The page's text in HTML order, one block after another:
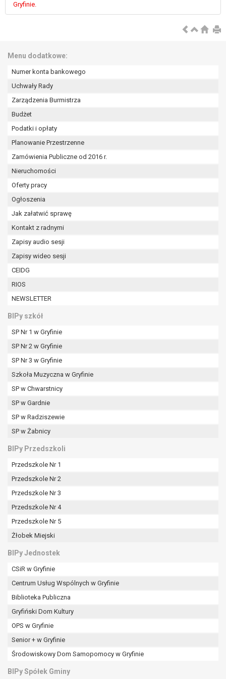
Gryfinie.
Menu dodatkowe:
Numer konta bankowego
Uchwały Rady
Zarządzenia Burmistrza
Budżet
Podatki i opłaty
Planowanie Przestrzenne
Zamówienia Publiczne od 2016 r.
Nieruchomości
Oferty pracy
Ogłoszenia
Jak załatwić sprawę
Kontakt z radnymi
Zapisy audio sesji
Zapisy wideo sesji
CEIDG
RIOS
NEWSLETTER
BIPy szkół
SP Nr 1 w Gryfinie
SP Nr 2 w Gryfinie
SP Nr 3 w Gryfinie
Szkoła Muzyczna w Gryfinie
SP w Chwarstnicy
SP w Gardnie
SP w Radziszewie
SP w Żabnicy
BIPy Przedszkoli
Przedszkole Nr 1
Przedszkole Nr 2
Przedszkole Nr 3
Przedszkole Nr 4
Przedszkole Nr 5
Żłobek Miejski
BIPy Jednostek
CSiR w Gryfinie
Centrum Usług Wspólnych w Gryfinie
Biblioteka Publiczna
Gryfiński Dom Kultury
OPS w Gryfinie
Senior + w Gryfinie
Środowiskowy Dom Samopomocy w Gryfinie
BIPy Spółek Gminy
interesie publicznym lub w ramach
powierzonej administratorowi bądź
uzasadnionych interesów
Z przyczyn związanych z Pani/Pana
że wykaże on istnienie ważnych prawnie
uzasadnionych podstaw do przetwarzania,
W przypadku gdy przetwarzanie danych
osobowych odbywa się na podstawie zgody osoby
na przetwarzanie danych osobowych (art. 6 ust. 1
przetwarzania, którego dokonano na podstawie
Przysługuje Pani/Panu prawo wniesienia skargi do
organu nadzorczego na niezgodne z prawem
przetwarzanie Pani/Pana danych osobowych
Organem właściwym do wniesienia skargi jest
Prezes Urzędu Ochrony Danych Osobowych.
W zależności od sfery, w której przetwarzane są
umownym.
Pani/Pana dane nie będą poddawane
tym również profilowaniu.